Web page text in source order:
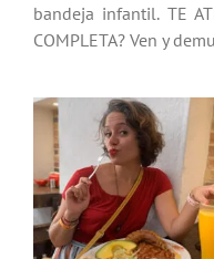
bandeja infantil. TE
COMPLETA? Ven y